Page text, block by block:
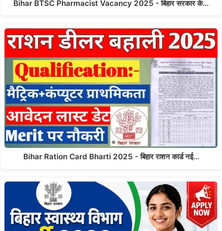
Bihar BTSC Pharmacist Vacancy 2025 - बिहार सरकार के…
Bihar Ration Card Bharti 2025 - बिहार राशन कार्ड नई…